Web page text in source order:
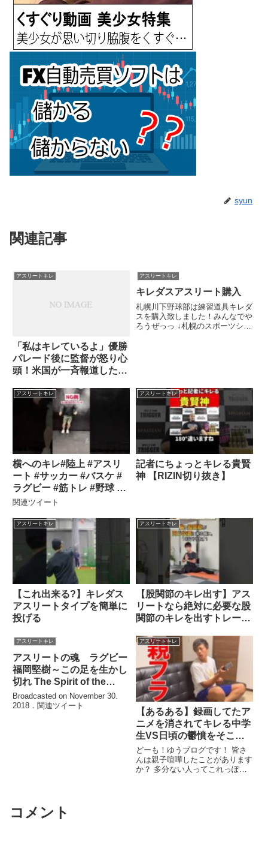
syun
関連記事
アスリートキレ
「私はキレているよ」優勝
パレード後に監督が怒り心
頭！米国が一斉報道した結
アスリートキレ
キレダスアスリート購入
札幌川下野球部は練習道具キレダ
スを購入致しました！みんなでや
ろうぜっっ ↓札幌のスポーツショ
アスリートキレ
横へのキレ#陸上 #アスリ
ート #サッカー #バスケ #
ラグビー #筋トレ #野球 #
テニス #トレーニング
関連ツイート
アスリートキレ
記者にちょっとキレる貴賢
神 【RIZIN切り抜き】
アスリートキレ
【これ出来る?】キレダス
アスリートタイプを簡単に
投げる
アスリートキレ
【股関節のキレ出す】アス
リートなら絶対に必要な股
関節のキレを出すトレーニ
スケットボール・バレーボ
ール選手などにも指導して
いる股関節トレーニングを
現役トレーナーが教えま
す！
アスリートキレ
アスリートの魂 ラグビー
福岡堅樹～この足を生かし
切れ The Spirit of the
athlete Kenki Fukuoka
Broadcasted on November 30.
2018．関連ツイート
アスリートキレ
【あるある】録画してたア
ニメを消されてキレる中学
生VS日頃の鬱憤をそこで
晴らそうしてくる母親の喧
嘩
どーも！ゆうブログです！ 皆さ
んは親子喧嘩したことがあります
か？ 多分ない人ってこれっぽち
コメント